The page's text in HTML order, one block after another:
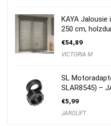
KAYA
250 cm,
€54,89
VICTORIA M
SL
SLAR8545) –
€5,99
JAROLIFT